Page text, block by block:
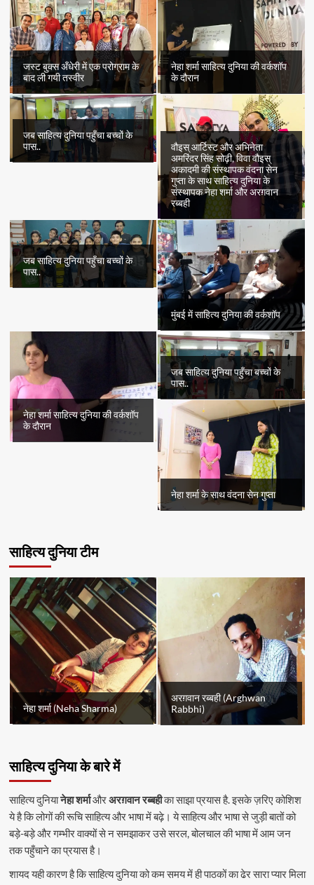
जस्ट बुक्स अँधेरी में एक प्रोग्राम के
बाद ली गयी तस्वीर
नेहा शर्मा साहित्य दुनिया की वर्कशॉप
के दौरान
जब साहित्य दुनिया पहुँचा बच्चों के
पास..
वौइस् आर्टिस्ट और अभिनेता
अमरिंदर सिंह सोढ़ी, विवा वौइस्
अकादमी की संस्थापक वंदना सेन
गुप्ता के साथ साहित्य दुनिया के
संस्थापक नेहा शर्मा और अरग़वान
रब्बही
जब साहित्य दुनिया पहुँचा बच्चों के
पास..
मुंबई में साहित्य दुनिया की वर्कशॉप
नेहा शर्मा साहित्य दुनिया की वर्कशॉप
के दौरान
जब साहित्य दुनिया पहुँचा बच्चों के
पास..
नेहा शर्मा के साथ वंदना सेन गुप्ता
साहित्य दुनिया टीम
नेहा शर्मा (Neha Sharma)
अरग़वान रब्बही (Arghwan
Rabbhi)
साहित्य दुनिया के बारे में
साहित्य दुनियानेहा शर्माऔरअरग़वान रब्बहीका साझा प्रयास है. इसके ज़रिए कोशिश
ये है कि लोगों की रूचि साहित्य और भाषा में बढ़े। ये साहित्य और भाषा से जुड़ी बातों को
बड़े-बड़े और गम्भीर वाक्यों से न समझाकर उसे सरल, बोलचाल की भाषा में आम जन
तक पहुँचाने का प्रयास है।
शायद यही कारण है कि साहित्य दुनिया को कम समय में ही पाठकों का ढेर सारा प्यार मिला